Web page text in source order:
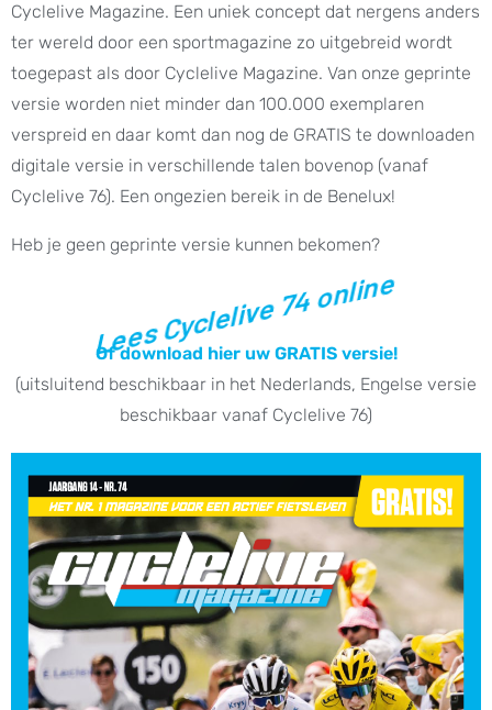
Cyclelive Magazine. Een uniek concept dat nergens anders
ter wereld door een sportmagazine zo uitgebreid wordt
toegepast als door Cyclelive Magazine. Van onze geprinte
versie worden niet minder dan 100.000 exemplaren
verspreid en daar komt dan nog de GRATIS te downloaden
digitale versie in verschillende talen bovenop (vanaf
Cyclelive 76). Een ongezien bereik in de Benelux!
Heb je geen geprinte versie kunnen bekomen?
Lees Cyclelive 74 online
Of download hier uw GRATIS versie!
(uitsluitend beschikbaar in het Nederlands, Engelse versie
beschikbaar vanaf Cyclelive 76)